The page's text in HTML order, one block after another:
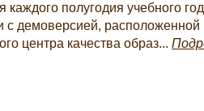
каждого полугодия учебного
с демоверсией,
центра качества образ...